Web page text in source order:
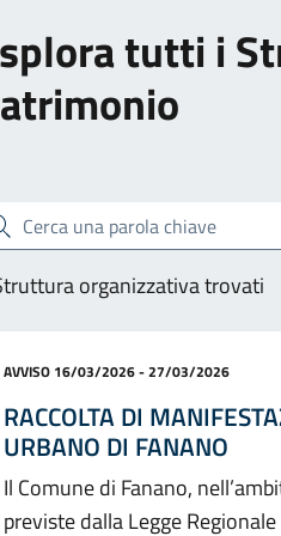
tutti i
organizzativa trovati
Categoria:
AVVISO 16/03/2026 - 27/03/2026
RACCOLTA DI
URBANO DI FANANO
Il Comune di Fanano,
previste dalla Legge